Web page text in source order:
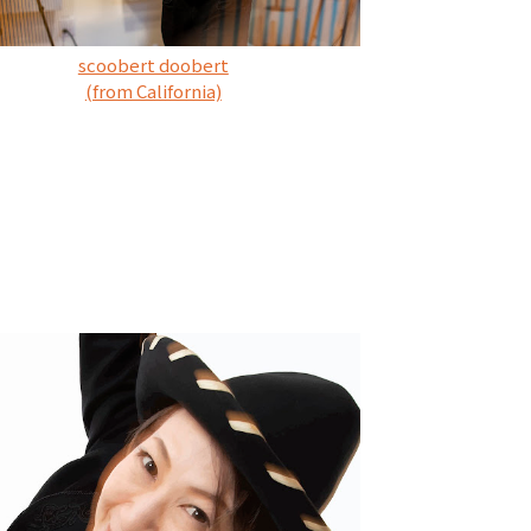
scoobert doobert
(from California)